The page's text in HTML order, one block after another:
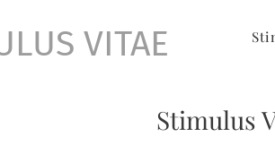
VITAE
Stimulus